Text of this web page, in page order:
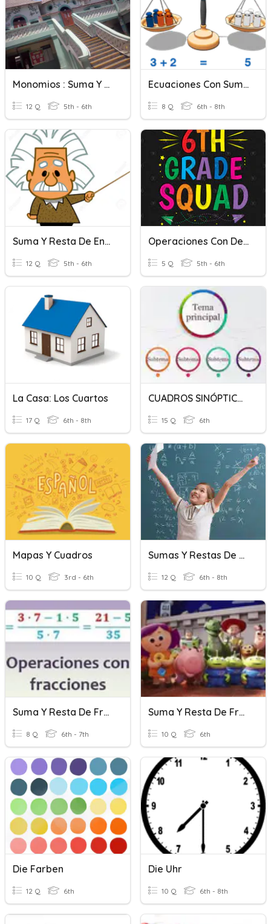
Monomios : Suma Y Resta
12 Q 5th - 6th
Ecuaciones Con Suma Y Resta
8 Q 6th - 8th
Suma Y Resta De Enteros
12 Q 5th - 6th
Operaciones Con Decimales
5 Q 5th - 6th
La Casa: Los Cuartos
17 Q 6th - 8th
CUADROS SINÓPTICOS Y ESQUEMAS
15 Q 6th
Mapas Y Cuadros
10 Q 3rd - 6th
Sumas Y Restas De Numeros Positivos Y Negativos
12 Q 6th - 8th
Suma Y Resta De Fracciones
8 Q 6th - 7th
Suma Y Resta De Fracciones Heterogéneas
10 Q 6th
Die Farben
12 Q 6th
Die Uhr
10 Q 6th - 8th